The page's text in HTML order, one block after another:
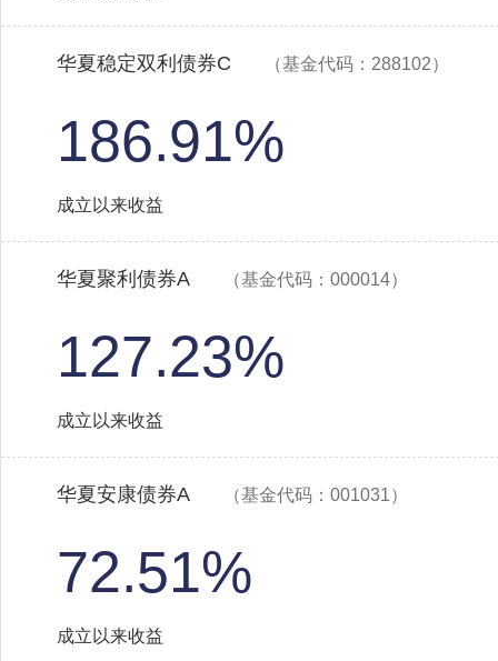
华夏稳定双利债券C （基金代码：288102）
186.91%
成立以来收益
华夏聚利债券A （基金代码：000014）
127.23%
成立以来收益
华夏安康债券A （基金代码：001031）
72.51%
成立以来收益